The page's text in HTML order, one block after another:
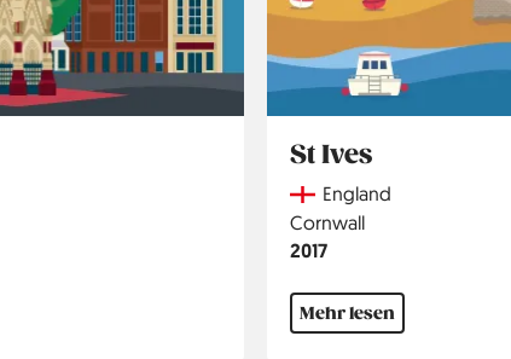
St Ives
CountryEngland
Region
Cornwall
Jahr
2017
Mehr lesen